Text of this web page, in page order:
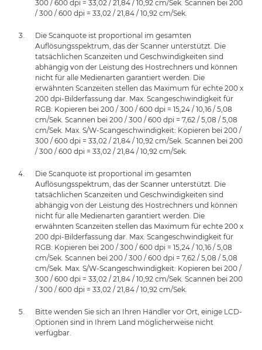
300 / 600 dpi = 33,02 / 21,84 / 10,92 cm/Sek. Scannen bei 200
/ 300 / 600 dpi = 33,02 / 21,84 / 10,92 cm/Sek.
Die Scanquote ist proportional im gesamten
Auflösungsspektrum, das der Scanner unterstützt. Die
tatsächlichen Scanzeiten und Geschwindigkeiten sind
abhängig von der Leistung des Hostrechners und können
nicht für alle Medienarten garantiert werden. Die
erwähnten Scanzeiten stellen das Maximum für echte 200 x
200 dpi-Bilderfassung dar. Max. Scangeschwindigkeit für
RGB: Kopieren bei 200 / 300 / 600 dpi = 15,24 / 10,16 / 5,08
cm/Sek. Scannen bei 200 / 300 / 600 dpi = 7,62 / 5,08 / 5,08
cm/Sek. Max. S/W-Scangeschwindigkeit: Kopieren bei 200 /
300 / 600 dpi = 33,02 / 21,84 / 10,92 cm/Sek. Scannen bei 200
/ 300 / 600 dpi = 33,02 / 21,84 / 10,92 cm/Sek.
Die Scanquote ist proportional im gesamten
Auflösungsspektrum, das der Scanner unterstützt. Die
tatsächlichen Scanzeiten und Geschwindigkeiten sind
abhängig von der Leistung des Hostrechners und können
nicht für alle Medienarten garantiert werden. Die
erwähnten Scanzeiten stellen das Maximum für echte 200 x
200 dpi-Bilderfassung dar. Max. Scangeschwindigkeit für
RGB: Kopieren bei 200 / 300 / 600 dpi = 15,24 / 10,16 / 5,08
cm/Sek. Scannen bei 200 / 300 / 600 dpi = 7,62 / 5,08 / 5,08
cm/Sek. Max. S/W-Scangeschwindigkeit: Kopieren bei 200 /
300 / 600 dpi = 33,02 / 21,84 / 10,92 cm/Sek. Scannen bei 200
/ 300 / 600 dpi = 33,02 / 21,84 / 10,92 cm/Sek.
Bitte wenden Sie sich an Ihren Händler vor Ort, einige LCD-
Optionen sind in Ihrem Land möglicherweise nicht
verfügbar.